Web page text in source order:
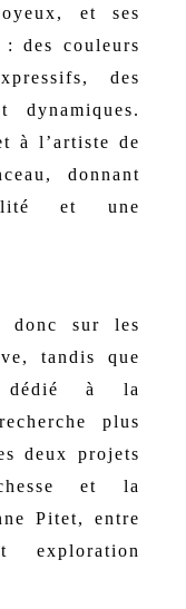
et ses
des couleurs
des
dynamiques.
à l’artiste de
donnant
et une
donc sur les
tandis que
à la
plus
deux projets
et la
Pitet, entre
exploration